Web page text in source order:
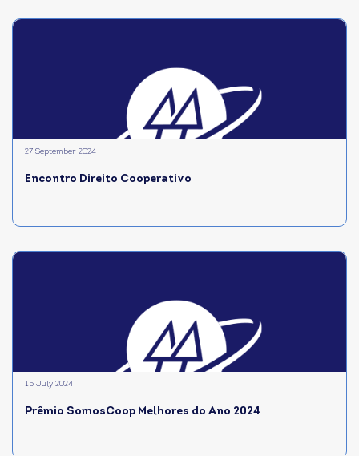
Encontro Direito Cooperativo
27 September 2024
Prêmio SomosCoop Melhores do Ano 2024
15 July 2024